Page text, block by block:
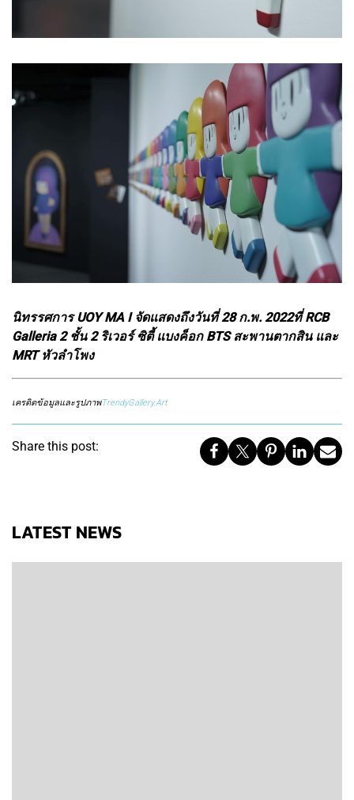
นิทรรศการ UOY MA I จัดแสดงถึงวันที่ 28 ก.พ. 2022ที่ RCB
Galleria 2 ชั้น 2 ริเวอร์ ซิตี้ แบงค็อก BTS สะพานตากสิน และ
MRT หัวลำโพง
เครดิตข้อมูลและรูปภาพTrendyGallery.Art
Share this post:
LATEST NEWS